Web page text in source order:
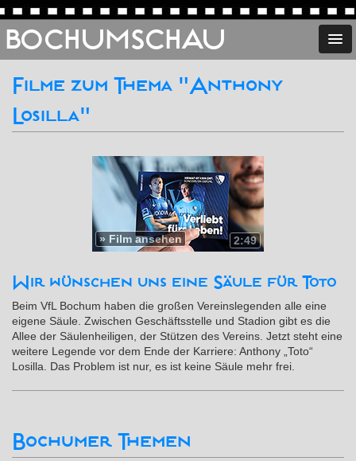
BOCHUMSCHAU
Filme zum Thema "Anthony
Losilla"
2:49
» Film ansehen
Wir wünschen uns eine Säule für Toto
Beim VfL Bochum haben die großen Vereinslegenden alle eine
eigene Säule. Zwischen Geschäftsstelle und Stadion gibt es die
Allee der Säulenheiligen, der Stützen des Vereins. Jetzt steht eine
weitere Legende vor dem Ende der Karriere: Anthony „Toto“
Losilla. Das Problem ist nur, es ist keine Säule mehr frei.
Bochumer Themen